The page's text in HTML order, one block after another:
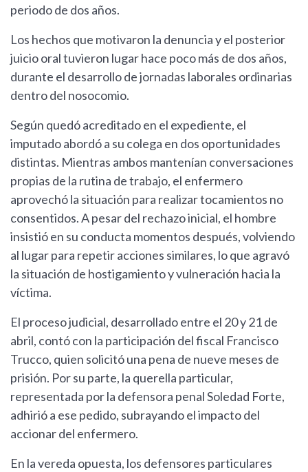
periodo de dos años.
Los hechos que motivaron la denuncia y el posterior
juicio oral tuvieron lugar hace poco más de dos años,
durante el desarrollo de jornadas laborales ordinarias
dentro del nosocomio.
Según quedó acreditado en el expediente, el
imputado abordó a su colega en dos oportunidades
distintas. Mientras ambos mantenían conversaciones
propias de la rutina de trabajo, el enfermero
aprovechó la situación para realizar tocamientos no
consentidos. A pesar del rechazo inicial, el hombre
insistió en su conducta momentos después, volviendo
al lugar para repetir acciones similares, lo que agravó
la situación de hostigamiento y vulneración hacia la
víctima.
El proceso judicial, desarrollado entre el 20 y 21 de
abril, contó con la participación del fiscal Francisco
Trucco, quien solicitó una pena de nueve meses de
prisión. Por su parte, la querella particular,
representada por la defensora penal Soledad Forte,
adhirió a ese pedido, subrayando el impacto del
accionar del enfermero.
En la vereda opuesta, los defensores particulares